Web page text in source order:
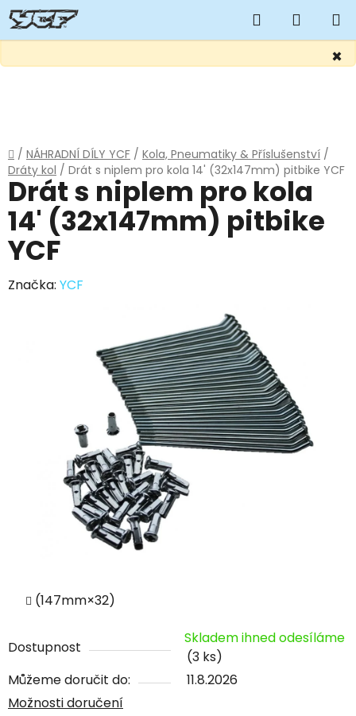
×
Hledat
KOŠÍK
Domů
/ NÁHRADNÍ DÍLY YCF / Kola, Pneumatiky & Příslušenství /
Dráty kol / Drát s niplem pro kola 14' (32x147mm) pitbike YCF
(147mm×32)
Dostupnost
Skladem ihned odesíláme
(3 ks)
Můžeme doručit do:
11.8.2026
Možnosti doručení
Drát s niplem pro kola
14' (32x147mm) pitbike
YCF
Značka: YCF